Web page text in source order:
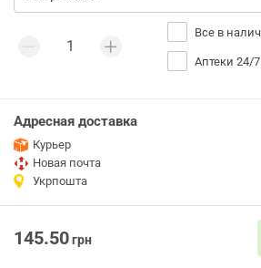
Все в
Аптеки 24/7
Адресная доставка
Курьер
Новая почта
Укрпошта
145.50грн